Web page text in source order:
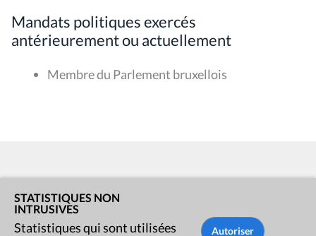
Mandats politiques exercés
antérieurement ou actuellement
Membre du Parlement bruxellois
STATISTIQUES NON
INTRUSIVES
Statistiques qui sont utilisées
1000 Bruxelles